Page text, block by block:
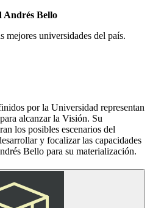
Andrés Bello
mejores universidades del país.
por la Universidad representan
alcanzar la Visión. Su
los posibles escenarios del
y focalizar las capacidades
Bello para su materialización.